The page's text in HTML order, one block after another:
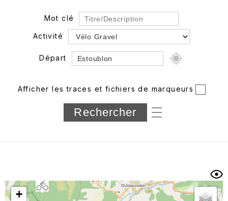
Mot clé
Activité
Départ
Département
Longueur min/max
Trier par
Afficher les traces et fichiers de marqueurs
+